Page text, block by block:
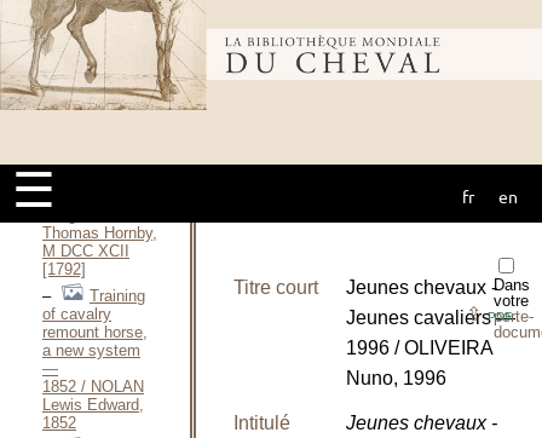
Bibliothèque
mondiale du
cheval
☰ fr en
1883 / MORETON
Robert, 1883
Adestramento
do
cavalo / MORGADO
man his own
Thomas Hornby,
M DCC XCII
[1792]
Training
of cavalry
remount horse,
a new system
—
1852 / NOLAN
Lewis Edward,
1852
Dans
votre
porte-
⇪PDF
Titre court
Jeunes chevaux -
Jeunes cavaliers —
1996 / OLIVEIRA
Nuno, 1996
Intitulé
Jeunes chevaux -